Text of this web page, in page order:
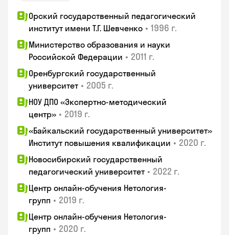
Орский государственный педагогический
институт имени Т.Г. Шевченко • 1996 г.
Министерство образования и науки
Российской Федерации • 2011 г.
Оренбургский государственный
университет • 2005 г.
НОУ ДПО «Экспертно-методический
центр» • 2019 г.
«Байкальский государственный университет»
Институт повышения квалификации • 2020 г.
Новосибирский государственный
педагогический университет • 2022 г.
Центр онлайн-обучения Нетология-
групп • 2019 г.
Центр онлайн-обучения Нетология-
групп • 2020 г.